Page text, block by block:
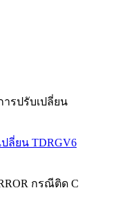
ลี่ยน TDRGV6